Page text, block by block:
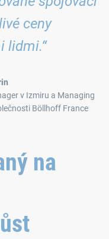
ceny
lidmi.“
v Izmiru a Managing
Böllhoff France
na